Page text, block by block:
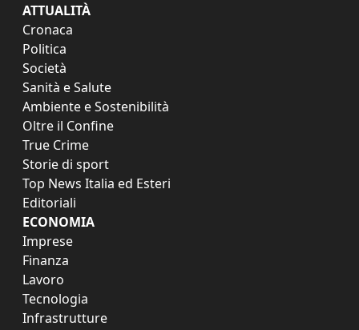
ATTUALITÀ
Cronaca
Politica
Società
Sanità e Salute
Ambiente e Sostenibilità
Oltre il Confine
True Crime
Storie di sport
Top News Italia ed Esteri
Editoriali
ECONOMIA
Imprese
Finanza
Lavoro
Tecnologia
Infrastrutture